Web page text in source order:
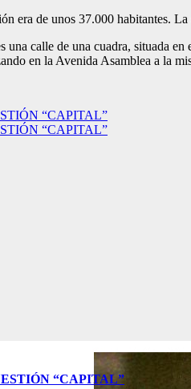
era de unos 37.000 habitantes.
calle de una cuadra, situada
en la Avenida Asamblea a la
“CAPITAL”
“CAPITAL”
“CAPITAL”